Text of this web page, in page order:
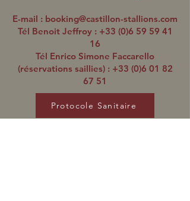
E-mail : booking@castillon-stallions.com
Tél Benoit Jeffroy : +33 (0)6 59 59 41
16
Tél Enrico Simone Faccarello
(réservations saillies) : +33 (0)6 01 82
67 51
Protocole Sanitaire